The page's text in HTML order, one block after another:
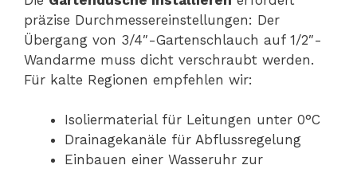
präzise Durchmessereinstellungen: Der
Übergang von 3/4″-Gartenschlauch auf 1/2″-
Wandarme muss dicht verschraubt werden.
Für kalte Regionen empfehlen wir:
Isoliermaterial für Leitungen unter 0°C
Drainagekanäle für Abflussregelung
Einbauen einer Wasseruhr zur